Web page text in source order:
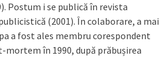
Postum i se publică în revista
(2001). În colaborare, a mai
a fost ales membru corespondent
mortem în 1990, după prăbușirea